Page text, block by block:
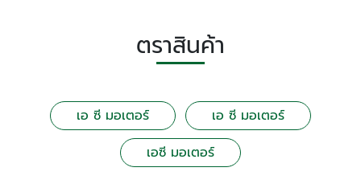
ตราสินค้า
เอ ซี มอเตอร์
เอ ซี มอเตอร์
เอซี มอเตอร์